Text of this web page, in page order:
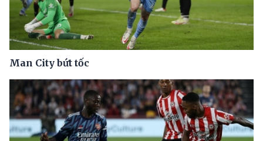
Man City bứt tốc